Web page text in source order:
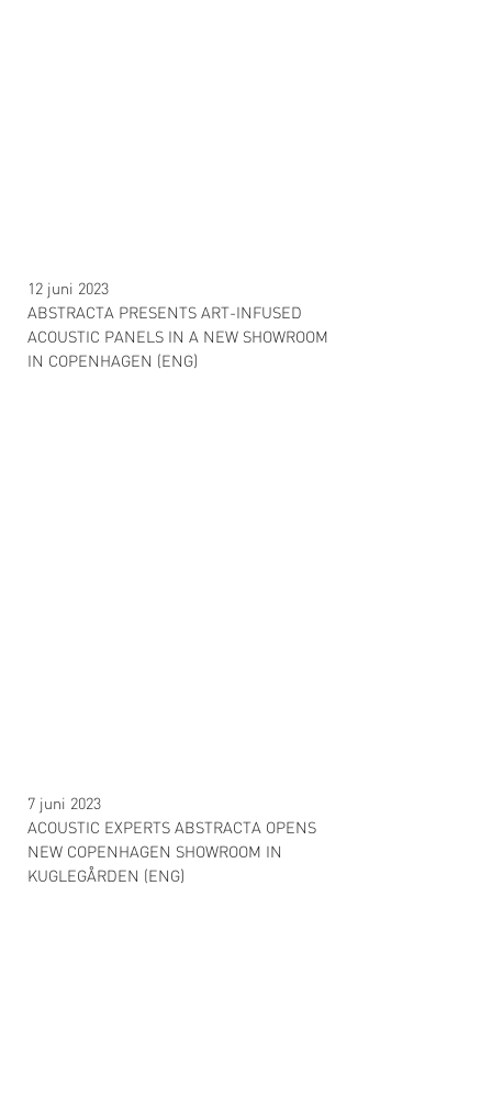
12 juni 2023
ABSTRACTA PRESENTS ART-INFUSED
ACOUSTIC PANELS IN A NEW SHOWROOM
IN COPENHAGEN (ENG)
7 juni 2023
ACOUSTIC EXPERTS ABSTRACTA OPENS
NEW COPENHAGEN SHOWROOM IN
KUGLEGÅRDEN (ENG)